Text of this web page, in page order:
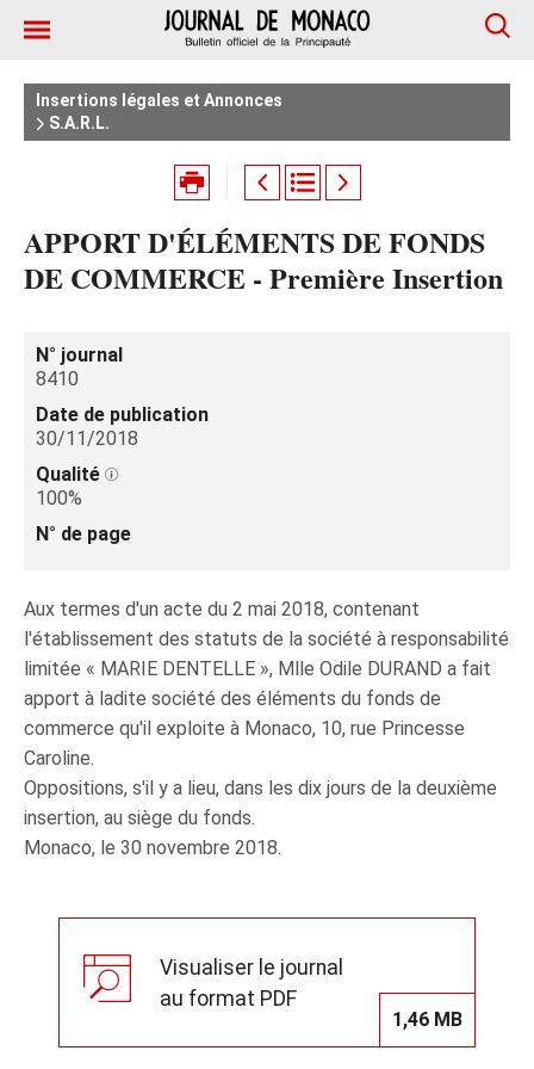
Insertions légales et Annonces
S.A.R.L.
APPORT D'ÉLÉMENTS DE FONDS
DE COMMERCE - Première Insertion
N° journal
8410
Date de publication
30/11/2018
Qualité
100%
N° de page
Aux termes d'un acte du 2 mai 2018, contenant
l'établissement des statuts de la société à responsabilité
limitée « MARIE DENTELLE », Mlle Odile DURAND a fait
apport à ladite société des éléments du fonds de
commerce qu'il exploite à Monaco, 10, rue Princesse
Caroline.
Oppositions, s'il y a lieu, dans les dix jours de la deuxième
insertion, au siège du fonds.
Monaco, le 30 novembre 2018.
Visualiser le journal
au format PDF
1,46 MB